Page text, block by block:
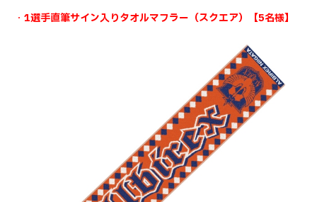
・ 1選手直筆サイン入りタオルマフラー（スクエア）【5名様】